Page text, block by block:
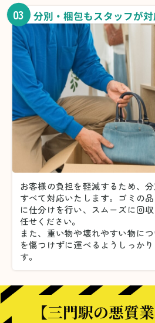
03 分別・梱包もスタッフが対
お客様の負担を軽減するため、
すべて対応いたします。 ゴミの
に仕分けを行い、スムーズに回
任せください。
また、重い物や壊れやすい物に
を傷つけずに運べるようしっか
す。
【三門駅の悪質